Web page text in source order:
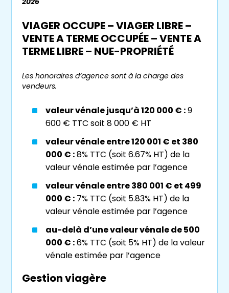
banque, il n’est redevable qu’au vendeur. De
ce fait, il est libre de tout frais d’intérêt
bancaire. Votreagence de viager sur
expliquer le principe de l’aléa, élément
incontournable à tout
ne pas connaître l’espérance de vie du
vendeur. Avec le viager, vous pouvez donc
potentiellement acquérir un bien en dessous
de sa valeur sur le marché.
bien en viager sur Marseille
Lors de notre rendez-vous nos experts
détermineront gratuitement avec vous le
montant de la rente viagèrequi sera fixé
suivants :
VIAGER OCCUPE – VIAGER LIBRE –
VENTE A TERME OCCUPÉE – VENTE A
TERME LIBRE – NUE-PROPRIÉTÉ
Les honoraires d’agence sont à la charge des
vendeurs.
valeur vénale jusqu’à 120 000 € :9
600 € TTC soit 8 000 € HT
valeur vénale entre 120 001 € et 380
000 € :8% TTC (soit 6.67% HT) de la
valeur vénale estimée par l’agence
valeur vénale entre 380 001 € et 499
000 € : 7% TTC (soit 5.83% HT) de la
valeur vénale estimée par l’agence
au-delà d’une valeur vénale de 500
000 € :6% TTC (soit 5% HT) de la valeur
vénale estimée par l’agence
Gestion viagère